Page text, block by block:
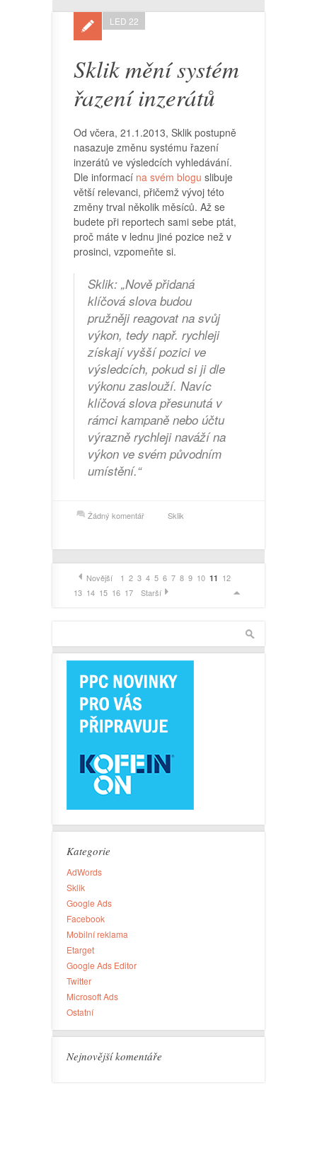
Sklik mění systém
řazení inzerátů
LED 22
Od včera, 21.1.2013, Sklik postupně
nasazuje změnu systému řazení
inzerátů ve výsledcích vyhledávání.
Dle informací na svém blogu slibuje
větší relevanci, přičemž vývoj této
změny trval několik měsíců. Až se
budete při reportech sami sebe ptát,
proč máte v lednu jiné pozice než v
prosinci, vzpomeňte si.
Sklik: „Nově přidaná
klíčová slova budou
pružněji reagovat na svůj
výkon, tedy např. rychleji
získají vyšší pozici ve
výsledcích, pokud si ji dle
výkonu zaslouží. Navíc
klíčová slova přesunutá v
rámci kampaně nebo účtu
výrazně rychleji naváží na
výkon ve svém původním
umístění.“
Žádný komentář Sklik
Novější 1 2 3 4 5 6 7 8 9 10 11 12
13 14 15 16 17 Starší
Kategorie
AdWords
Sklik
Google Ads
Facebook
Mobilní reklama
Etarget
Google Ads Editor
Twitter
Microsoft Ads
Ostatní
Nejnovější komentáře